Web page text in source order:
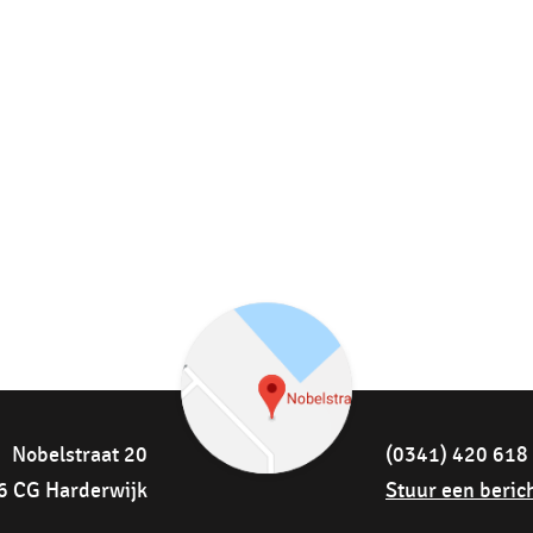
Nobelstraat 20
CG Harderwijk
(0341) 420 618
Stuur een